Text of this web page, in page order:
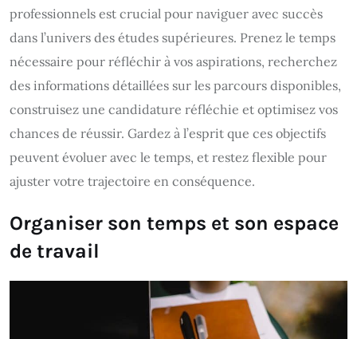
professionnels est crucial pour naviguer avec succès
dans l’univers des études supérieures. Prenez le temps
nécessaire pour réfléchir à vos aspirations, recherchez
des informations détaillées sur les parcours disponibles,
construisez une candidature réfléchie et optimisez vos
chances de réussir. Gardez à l’esprit que ces objectifs
peuvent évoluer avec le temps, et restez flexible pour
ajuster votre trajectoire en conséquence.
Organiser son temps et son espace
de travail